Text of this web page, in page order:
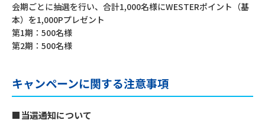
会期ごとに抽選を行い、合計1,000名様にWESTERポイント（基
本）を1,000Pプレゼント
第1期：500名様
第2期：500名様
キャンペーンに関する注意事項
■当選通知について